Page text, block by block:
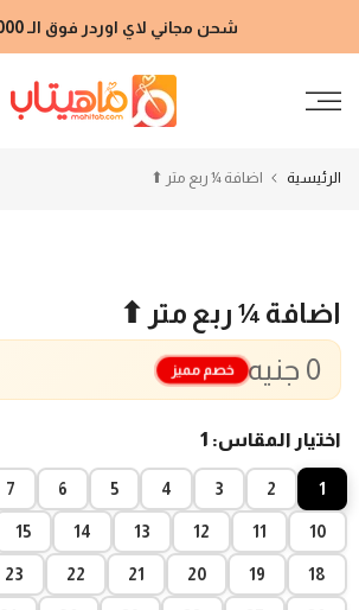
إلى
شحن مجاني لاي اوردر فوق الـ 2000 جنيه
الرئيسية اضافة ¼ ربع متر ⬆
اضافة ¼ ربع متر ⬆
0 جنيه خصم مميز
اختيار المقاس: 1
1
2
3
4
5
6
7
10
11
12
13
14
15
18
19
20
21
22
23